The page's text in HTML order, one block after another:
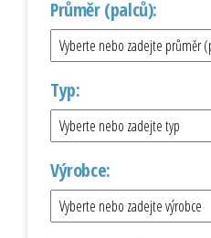
Průměr (palců):
Typ:
Výrobce: